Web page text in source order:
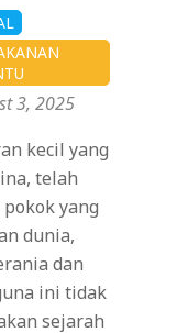
3, 2025
kecil yang
telah
yang
dunia,
dan
ini tidak
sejarah